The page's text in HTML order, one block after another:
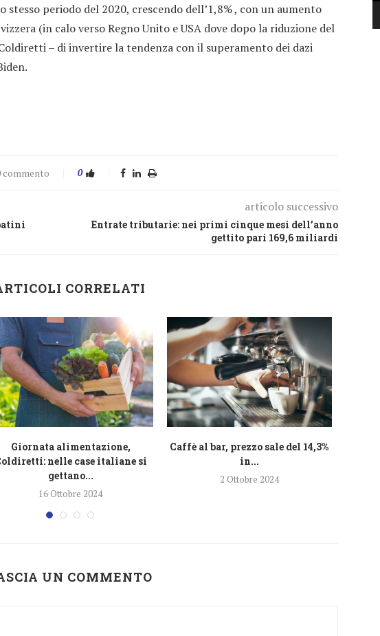
periodo del 2020, crescendo dell’1,8% , con un aumento
(in calo verso Regno Unito e USA dove dopo la riduzione del
– di invertire la tendenza con il superamento dei dazi
commento 0
articolo successivo
Entrate tributarie: nei primi cinque mesi dell’anno
gettito pari 169,6 miliardi
CORRELATI
Giornata alimentazione,
nelle case italiane si
gettano...
16 Ottobre 2024
Caffè al bar, prezzo sale del 14,3%
in...
2 Ottobre 2024
UN COMMENTO